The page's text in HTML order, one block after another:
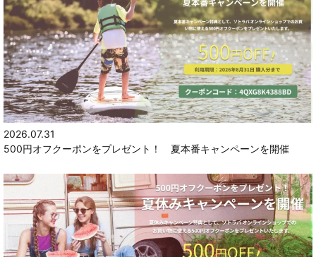
2026.07.31
500円オフクーポンをプレゼント！ 夏本番キャンペーンを開催